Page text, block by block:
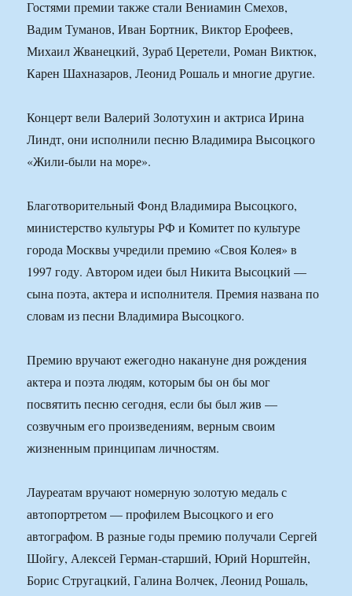
Гостями премии также стали Вениамин Смехов,
Вадим Туманов, Иван Бортник, Виктор Ерофеев,
Михаил Жванецкий, Зураб Церетели, Роман Виктюк,
Карен Шахназаров, Леонид Рошаль и многие другие.
Концерт вели Валерий Золотухин и актриса Ирина
Линдт, они исполнили песню Владимира Высоцкого
«Жили-были на море».
Благотворительный Фонд Владимира Высоцкого,
министерство культуры РФ и Комитет по культуре
города Москвы учредили премию «Своя Колея» в
1997 году. Автором идеи был Никита Высоцкий —
сына поэта, актера и исполнителя. Премия названа по
словам из песни Владимира Высоцкого.
Премию вручают ежегодно накануне дня рождения
актера и поэта людям, которым бы он бы мог
посвятить песню сегодня, если бы был жив —
созвучным его произведениям, верным своим
жизненным принципам личностям.
Лауреатам вручают номерную золотую медаль с
автопортретом — профилем Высоцкого и его
автографом. В разные годы премию получали Сергей
Шойгу, Алексей Герман-старший, Юрий Норштейн,
Борис Стругацкий, Галина Волчек, Леонид Рошаль,